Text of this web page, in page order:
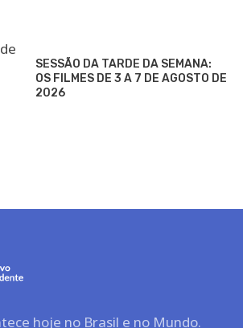
SESSÃO DA TARDE DA SEMANA:
OS FILMES DE 3 A 7 DE AGOSTO DE
2026
hoje no Brasil e no Mundo.